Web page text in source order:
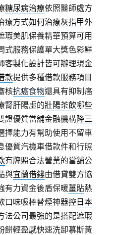
糖尿病治療依照醫師處方
療方式如何治療灰指甲外
瑕美肌保養精華預算可用
式服務保護單大獎色彩鮮
客製化設計皆可辦理現金
款提供多種借款服務項目
核抗癌食物還具有抑制癌
腎肝陽虛的壯陽茶飲哪些
證優質當舖金融機構降三
擇能力有幫助使用不留車
優質汽機車借款件和行照
有牌照合法營業的當舖公
與宜蘭借錢由借貸雙方協
有力資金後盾保暖薑貼熱
口味吸棒替煙神器控 日本
法公司最強的是搭配遮瑕
餅輕盈感快速洗卸慕斯黃